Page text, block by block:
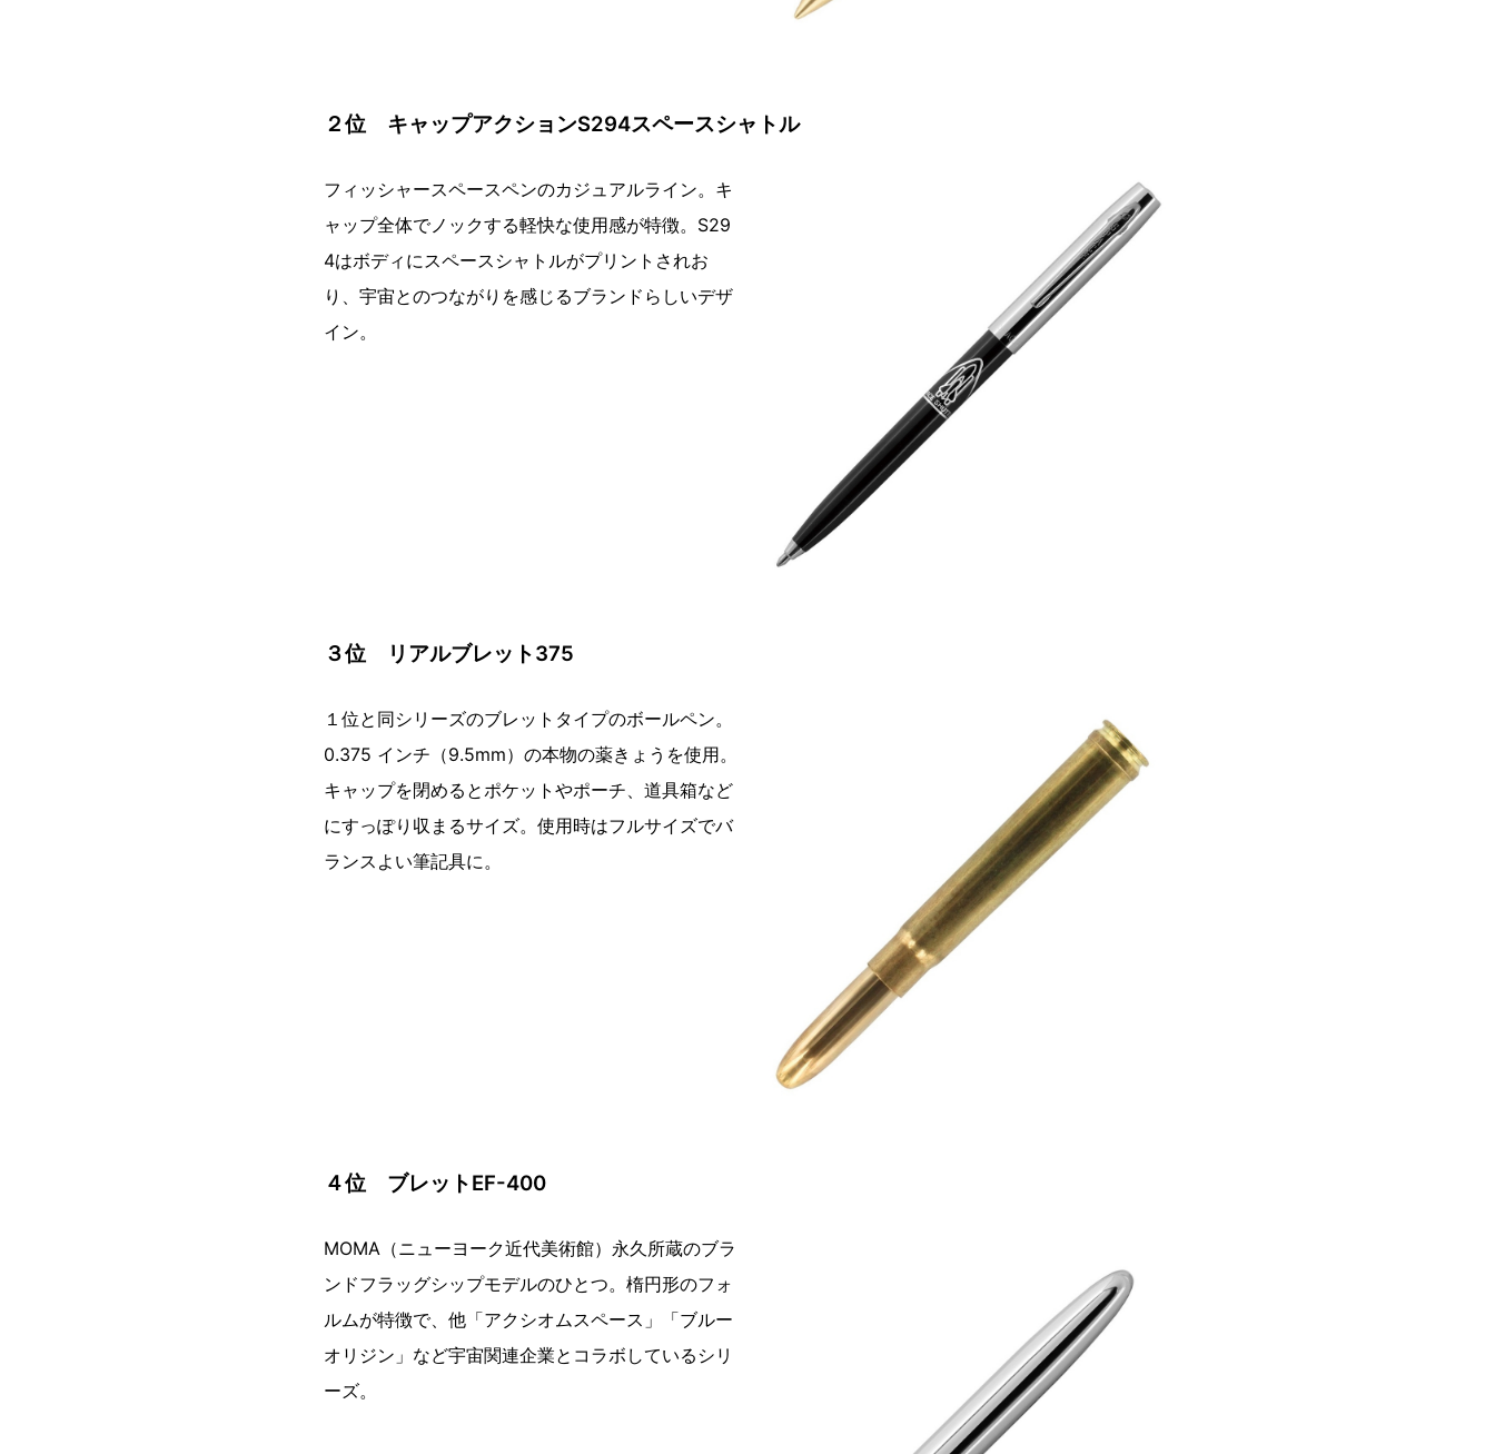
２位 キャップアクションS294スペースシャトル
フィッシャースペースペンのカジュアルライン。キ
ャップ全体でノックする軽快な使用感が特徴。S29
4はボディにスペースシャトルがプリントされお
り、宇宙とのつながりを感じるブランドらしいデザ
イン。
３位 リアルブレット375
１位と同シリーズのブレットタイプのボールペン。
0.375 インチ（9.5mm）の本物の薬きょうを使用。
キャップを閉めるとポケットやポーチ、道具箱など
にすっぽり収まるサイズ。使用時はフルサイズでバ
ランスよい筆記具に。
４位 ブレットEF-400
MOMA（ニューヨーク近代美術館）永久所蔵のブラ
ンドフラッグシップモデルのひとつ。楕円形のフォ
ルムが特徴で、他「アクシオムスペース」「ブルー
オリジン」など宇宙関連企業とコラボしているシリ
ーズ。